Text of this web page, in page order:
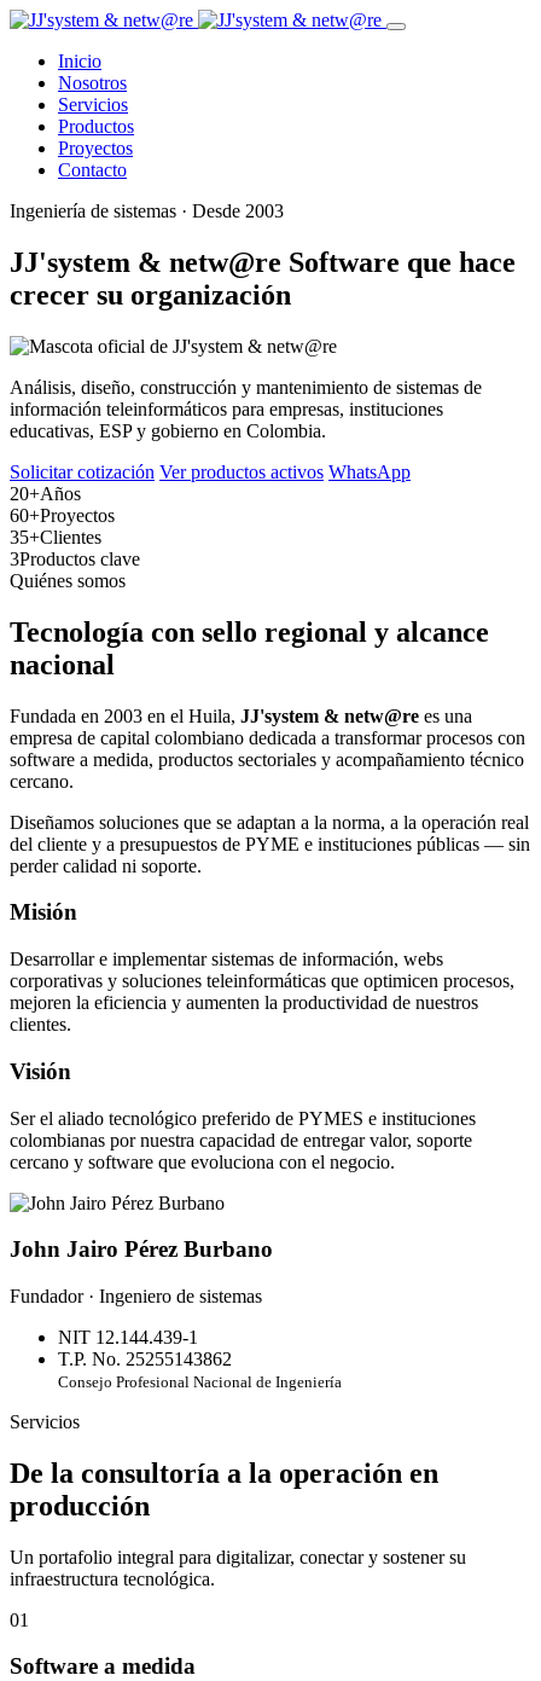
Inicio
Nosotros
Servicios
Productos
Proyectos
Contacto
Ingeniería de sistemas · Desde 2003
JJ'system & netw@re Software que hace
crecer su organización
Análisis, diseño, construcción y mantenimiento de sistemas de
información teleinformáticos para empresas, instituciones
educativas, ESP y gobierno en Colombia.
Solicitar cotización Ver productos activos WhatsApp
20+Años
60+Proyectos
35+Clientes
3Productos clave
Quiénes somos
Tecnología con sello regional y alcance
nacional
Fundada en 2003 en el Huila, JJ'system & netw@re es una
empresa de capital colombiano dedicada a transformar procesos con
software a medida, productos sectoriales y acompañamiento técnico
cercano.
Diseñamos soluciones que se adaptan a la norma, a la operación real
del cliente y a presupuestos de PYME e instituciones públicas — sin
perder calidad ni soporte.
Misión
Desarrollar e implementar sistemas de información, webs
corporativas y soluciones teleinformáticas que optimicen procesos,
mejoren la eficiencia y aumenten la productividad de nuestros
clientes.
Visión
Ser el aliado tecnológico preferido de PYMES e instituciones
colombianas por nuestra capacidad de entregar valor, soporte
cercano y software que evoluciona con el negocio.
John Jairo Pérez Burbano
Fundador · Ingeniero de sistemas
NIT 12.144.439-1
T.P. No. 25255143862
Consejo Profesional Nacional de Ingeniería
Servicios
De la consultoría a la operación en
producción
Un portafolio integral para digitalizar, conectar y sostener su
infraestructura tecnológica.
01
Software a medida